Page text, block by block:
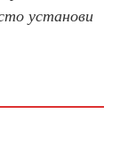
установи